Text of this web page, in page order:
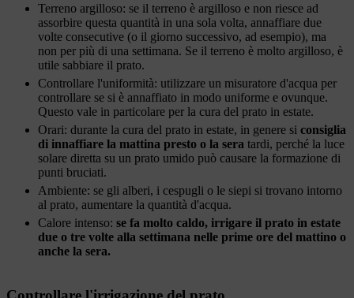
Terreno argilloso: se il terreno è argilloso e non riesce ad
assorbire questa quantità in una sola volta, annaffiare due
volte consecutive (o il giorno successivo, ad esempio), ma
non per più di una settimana. Se il terreno è molto argilloso, è
utile sabbiare il prato.
Controllare l'uniformità: utilizzare un misuratore d'acqua per
controllare se si è annaffiato in modo uniforme e ovunque.
Questo vale in particolare per la cura del prato in estate.
Orari: durante la cura del prato in estate, in genere si consiglia
di innaffiare la mattina presto o la sera tardi, perché la luce
solare diretta su un prato umido può causare la formazione di
punti bruciati.
Ambiente: se gli alberi, i cespugli o le siepi si trovano intorno
al prato, aumentare la quantità d'acqua.
Calore intenso: se fa molto caldo, irrigare il prato in estate
due o tre volte alla settimana nelle prime ore del mattino o
anche la sera.